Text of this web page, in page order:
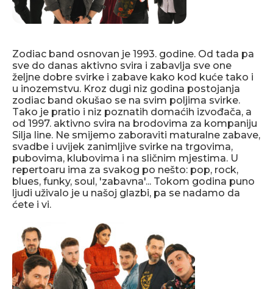
Zodiac band osnovan je 1993. godine. Od tada pa
sve do danas aktivno svira i zabavlja sve one
željne dobre svirke i zabave kako kod kuće tako i
u inozemstvu. Kroz dugi niz godina postojanja
zodiac band okušao se na svim poljima svirke.
Tako je pratio i niz poznatih domaćih izvođača, a
od 1997. aktivno svira na brodovima za kompaniju
Silja line. Ne smijemo zaboraviti maturalne zabave,
svadbe i uvijek zanimljive svirke na trgovima,
pubovima, klubovima i na sličnim mjestima. U
repertoaru ima za svakog po nešto: pop, rock,
blues, funky, soul, 'zabavna'... Tokom godina puno
ljudi uživalo je u našoj glazbi, pa se nadamo da
ćete i vi.